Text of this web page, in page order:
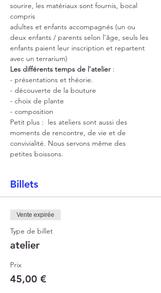
sourire, les matériaux sont fournis, bocal
compris
adultes et enfants accompagnés (un ou
deux enfants / parents selon l’âge, seuls les
enfants paient leur inscription et repartent
avec un terrarium)
Les différents temps de l'atelier :
- présentations et théorie.
- découverte de la bouture
- choix de plante
- composition
Petit plus :  les ateliers sont aussi des
moments de rencontre, de vie et de
convivialité. Nous servons même des
petites boissons.
Billets
Vente expirée
Type de billet
atelier
Prix
45,00 €